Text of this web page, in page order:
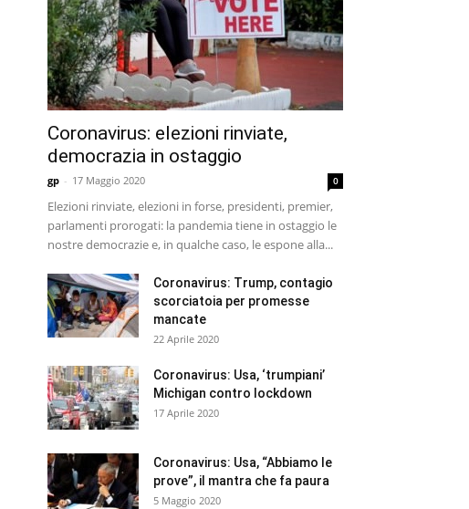
Coronavirus: elezioni rinviate,
democrazia in ostaggio
gp - 17 Maggio 2020 0
Elezioni rinviate, elezioni in forse, presidenti, premier,
parlamenti prorogati: la pandemia tiene in ostaggio le
nostre democrazie e, in qualche caso, le espone alla...
Coronavirus: Trump, contagio
scorciatoia per promesse
mancate
22 Aprile 2020
Coronavirus: Usa, ‘trumpiani’
Michigan contro lockdown
17 Aprile 2020
Coronavirus: Usa, “Abbiamo le
prove”, il mantra che fa paura
5 Maggio 2020